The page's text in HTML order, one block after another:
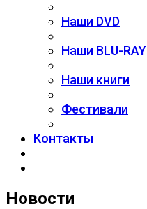
Наши DVD
Наши BLU-RAY
Наши книги
Фестивали
Контакты
Новости